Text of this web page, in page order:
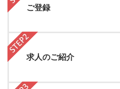
ご登録
求人のご紹介